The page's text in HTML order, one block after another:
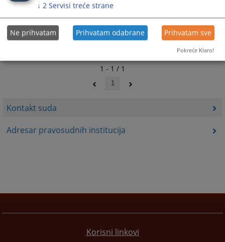
Kontakt suda
Adresar pravosudnih institucija
1 - 1 / 1
1
Korisni linkovi
↓ 2 Servisi treće strane
Ne prihvatam Prihvatam odabrane Prihvatam sve
Pokreće Klaro!